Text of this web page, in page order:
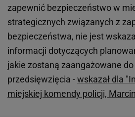
zapewnić bezpieczeństwo w
strategicznych związanych z
bezpieczeństwa, nie jest
informacji dotyczących
jakie zostaną zaangażowane
przedsięwzięcia -wskazał dla
miejskiej komendy policji,